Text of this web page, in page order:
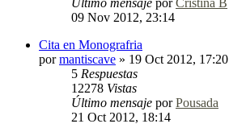
09 Nov 2012, 23:14
Cita en Monografria
pormantiscave » 19 Oct 2012, 17:20
5 Respuestas
12278 Vistas
Último mensaje porPousada
21 Oct 2012, 18:14